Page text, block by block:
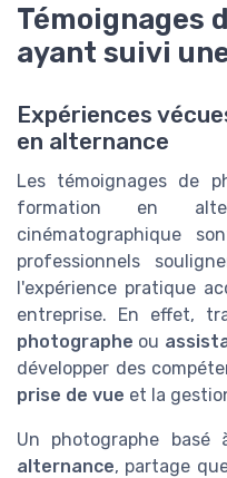
Témoignages
ayant suivi
Expériences
en alternance
Les témoignages de
formation en
cinématographique
professionnels
l'expérience pratique
entreprise. En effet,
photographe ou
développer des
prise de vue et la
Un photographe
alternance, partage